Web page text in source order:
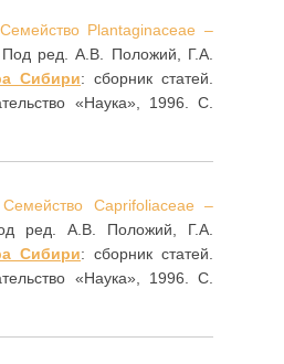
Семейство Plantaginaceae –
ред. А.В. Положий, Г.А.
Сибири: сборник статей.
«Наука», 1996. С.
Семейство Caprifoliaceae –
ред. А.В. Положий, Г.А.
Сибири: сборник статей.
«Наука», 1996. С.